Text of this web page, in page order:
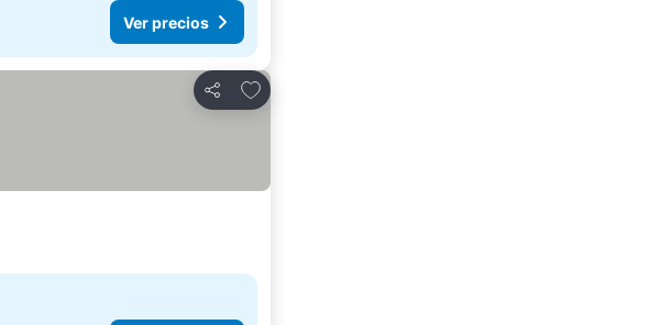
Ver precios
Compartir
Agregar a favoritos